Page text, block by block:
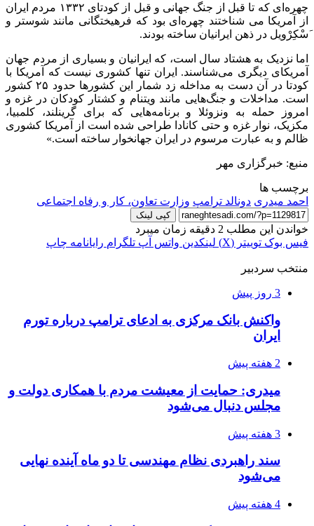
چهره‌ای که تا قبل از جنگ جهانی و قبل از کودتای ۱۳۳۲ مردم ایران
از آمریکا می شناختند چهره‌ای بود که فرهیختگانی مانند شوستر و
َسْکِرْویل در ذهن ایرانیان ساخته بودند.
اما نزدیک به هشتاد سال است، که ایرانیان و بسیاری از مردم جهان
آمریکای دیگری می‌شناسند. ایران تنها کشوری نیست که آمریکا با
کودتا در آن دست به مداخله زد شمار این کشورها حدود ۲۵ کشور
است. ‌مداخلات و جنگ‌هایی مانند ویتنام و کشتار کودکان در غزه و
امروز حمله به ونزوئلا و برنامه‌هایی که برای گرینلند، کلمبیا،
مکزیک، نوار غزه و حتی کانادا طراحی شده است از آمریکا کشوری
ظالم و به عبارت مرسوم در ایران جهانخوار ساخته است.»
منبع: خبرگزاری مهر
برچسب ها
احمد میدری دونالد ترامپ وزارت تعاون، کار و رفاه اجتماعی
کپی لینک
خواندن این مطلب 2 دقیقه زمان میبرد
فیس بوک توییتر (X) لینکدین واتس آپ تلگرام رایانامه چاپ
منتخب سردبیر
3 روز پیش
واکنش بانک مرکزی به ادعای ترامپ درباره تورم
ایران
2 هفته پیش
میدری: حمایت از معیشت مردم با همکاری دولت و
مجلس دنبال می‌شود
3 هفته پیش
سند راهبردی نظام مهندسی تا دو ماه آینده نهایی
می‌شود
4 هفته پیش